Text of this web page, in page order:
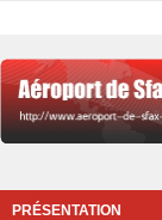
PRÉSENTATION